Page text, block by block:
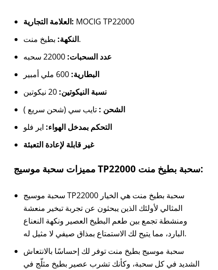
العلامة التجارية: MOCIG TP22000
النكهة:بطيخ منت.
عدد السحبات: 22000 سحبه
البطارية: 600 ملي أمبير
نسبة النيكوتين:
الشحن : تايب سي (شحن سريع )
التحكم بمدخل الهواء: اير فلو
غير قابلة لإعادة التعبئة
مميزات سحبة موسيج TP22000 سحبة بطيخ منت:
سحبة موسيج TP22000 سحبة بطيخ منت هي الخيار
المثالي لأولئك الذين يبحثون عن تجربة تبخير منعشة
ومنشطة تجمع بين طعم البطيخ العصير ونكهة النعناع
البارد، مما يتيح لك الاستمتاع بمذاق صيفي لا مثيل له.
سحبة موسيج بطيخ منت توفر لك إحساسًا بالانتعاش
الشديد في كل سحبة، وكأنك تشرب عصير بطيخ مثلّج في